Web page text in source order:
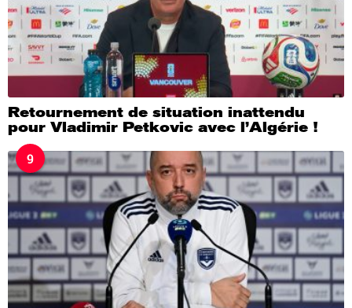
Retournement de situation inattendu
pour Vladimir Petkovic avec l’Algérie !
9